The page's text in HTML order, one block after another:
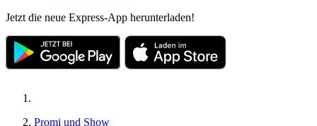
Jetzt die neue Express-App herunterladen!
Promi und Show